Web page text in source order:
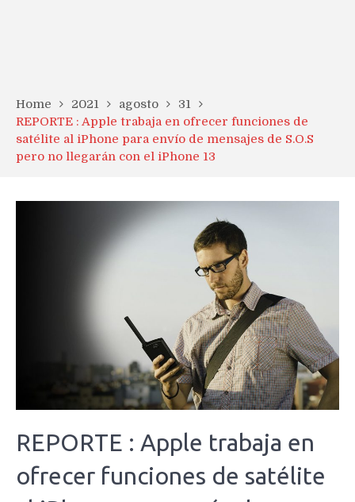
Home 2021 agosto
31
REPORTE : Apple trabaja en ofrecer funciones de
satélite al iPhone para envío de mensajes de S.O.S
pero no llegarán con el iPhone 13
REPORTE : Apple trabaja en
ofrecer funciones de satélite